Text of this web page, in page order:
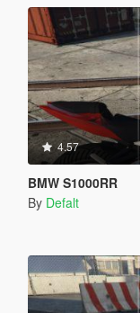
4.57
BMW S1000RR
By Defalt